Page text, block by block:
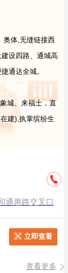
奥体,无缝链接西
设四路、通城高
通达全城。
城、来福士，直
建),执掌缤纷生
通惠路交叉口
立即查看
查看更多